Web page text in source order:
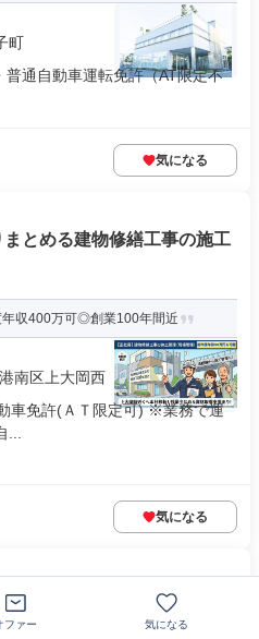
町
通自動車運転免許（AT限定不
気になる
とめる建物修繕工事の施工
収400万可◎創業100年間近
南区上大岡西
車免許(ＡＴ限定可) ※業務で運
気になる
ファー 気になる